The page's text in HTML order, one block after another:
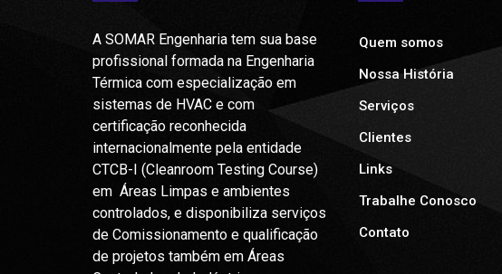
A SOMAR Engenharia tem sua base
profissional formada na Engenharia
Térmica com especialização em
sistemas de HVAC e com
certificação reconhecida
internacionalmente pela entidade
CTCB-I (Cleanroom Testing Course)
em Áreas Limpas e ambientes
controlados, e disponibiliza serviços
de Comissionamento e qualificação
de projetos também em Áreas
Quem somos
Nossa História
Serviços
Clientes
Links
Trabalhe Conosco
Contato